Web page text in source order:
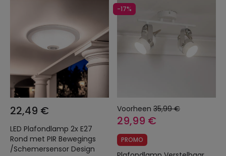
22,49 €
LED Plafondlamp 2x E27
Rond met PIR Bewegings
/Schemersensor Design
-17%
Voorheen 35,99 €
29,99 €
PROMO